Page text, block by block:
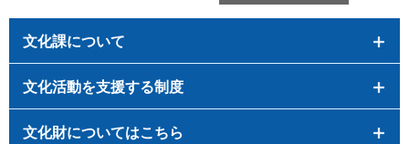
文化課について
文化活動を支援する制度
文化財についてはこちら